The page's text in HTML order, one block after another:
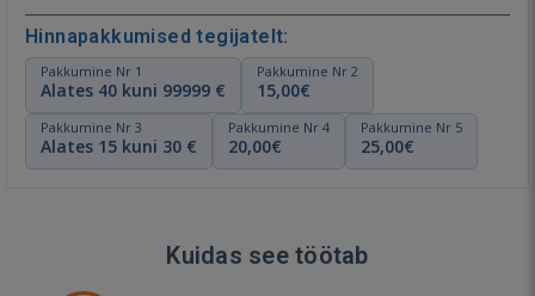
Hinnapakkumised tegijatelt:
Pakkumine Nr 1
Alates 40 kuni 99999 €
Pakkumine Nr 2
15,00€
Pakkumine Nr 3
Alates 15 kuni 30 €
Pakkumine Nr 4
20,00€
Pakkumine Nr 5
25,00€
Kuidas see töötab